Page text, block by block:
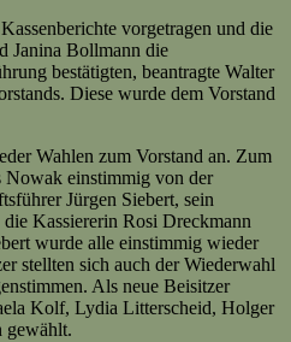
vorgetragen und die
Janina Bollmann die
bestätigten, beantragte Walter
Diese wurde dem Vorstand
Wahlen zum Vorstand an. Zum
Nowak einstimmig von der
Jürgen Siebert, sein
Kassiererin Rosi Dreckmann
wurde alle einstimmig wieder
stellten sich auch der Wiederwahl
Als neue Beisitzer
Kolf, Lydia Litterscheid, Holger
gewählt.